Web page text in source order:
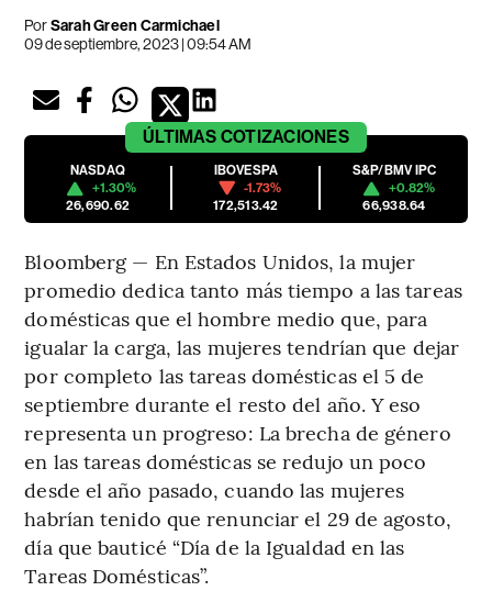
PorSarah Green Carmichael
09 de septiembre, 2023 | 09:54 AM
ÚLTIMAS COTIZACIONES
NASDAQ
+1.30%
26,690.62
IBOVESPA
-1.73%
172,513.42
S&P/BMV IPC
+0.82%
66,938.64
Bloomberg — En Estados Unidos, la mujer
promedio dedica tanto más tiempo a las tareas
domésticas que el hombre medio que, para
igualar la carga, las mujeres tendrían que dejar
por completo las tareas domésticas el 5 de
septiembre durante el resto del año. Y eso
representa un progreso: La brecha de género
en las tareas domésticas se redujo un poco
desde el año pasado, cuando las mujeres
habrían tenido que renunciar el 29 de agosto,
día que bauticé “Día de la Igualdad en las
Tareas Domésticas”.